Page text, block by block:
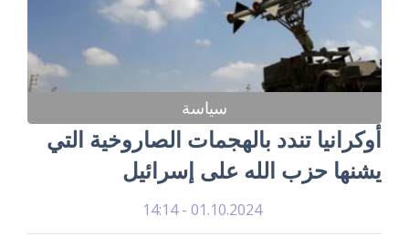
سياسة
أوكرانيا تندد بالهجمات الصاروخية التي
يشنها حزب الله على إسرائيل
01.10.2024 - 14:14